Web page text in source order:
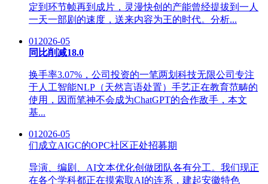
定到环节帧再到成片，灵漫快创的产能曾经提拔到一人
一天一部剧的速度，送来内容为王的时代。分析...
01 2026-05
同比削减18.0
换手率3.07%，公司投资的一笔两划科技无限公司专注
于人工智能NLP（天然言语处置）手艺正在教育范畴的
使用，因而笔神不会成为ChatGPT的合作敌手，本文
基...
01 2026-05
们成立AIGC的OPC社区正处招募期
导演、编剧、AI文本优化创做团队各有分工。我们现正
在各个学科都正在摸索取AI的连系，建起安徽特色